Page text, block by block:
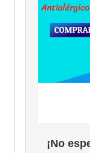
¡No